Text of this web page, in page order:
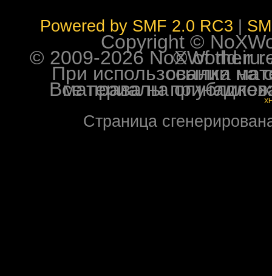
Powered by SMF 2.0 RC3
Copyright ©
© 2009-2026 NoXWorld.ru. All
При использовании
Все права на опубликованные на форуме
Страница